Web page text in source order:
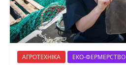
АГРОТЕХНІКА ЕКО-ФЕРМЕРСТВО